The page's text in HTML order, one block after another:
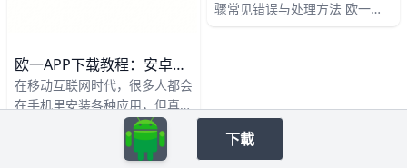
欧一APP下载教程：安卓和苹果手机完整安装步骤详解
在移动互联网时代，很多人都会
在手机里安装各种应用，但真正
做到“安全下载、顺利安装、用
得安心”的人其实并不多。以欧
骤常见错误与处理方法 欧一
出5种常见错误和简单解决办
法。举例来说，小王用华为手机
下载时总提示“解析包错误”，按
下載